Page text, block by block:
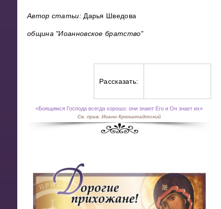
Автор статьи:Дарья Шведова
община "Иоанновское братство"
Рассказать:
«Боящимся Господа всегда хорошо: они знают Его и Он знает их»
Св. прав. Иоанн Кронштадтский